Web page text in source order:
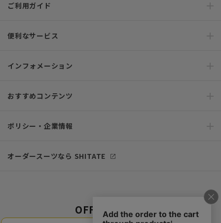
ご利用ガイド
便利なサービス
インフォメーション
おすすめコンテンツ
ポリシー・企業情報
オーダースーツなら SHITATE
OFFICIAL SNS